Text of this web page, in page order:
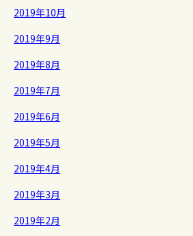
2019年10月
2019年9月
2019年8月
2019年7月
2019年6月
2019年5月
2019年4月
2019年3月
2019年2月